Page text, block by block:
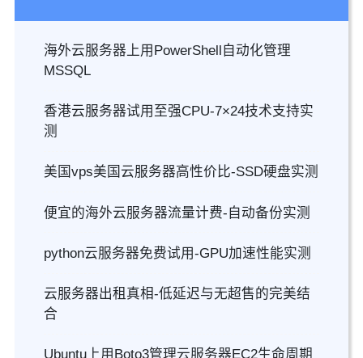
海外云服务器上用PowerShell自动化管理
MSSQL
香港云服务器试用至强CPU-7×24技术支持实
测
美国vps美国云服务器高性价比-SSD硬盘实测
便宜的海外云服务器流量计费-自动备份实测
python云服务器免费试用-GPU加速性能实测
云服务器出租真相-低延迟与无超售的完美结
合
Ubuntu上用Boto3管理云服务器EC2生命周期